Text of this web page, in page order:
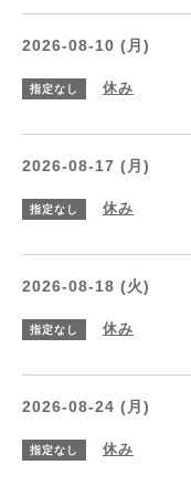
2026-08-10 (月)
指定なし 休み
2026-08-17 (月)
指定なし 休み
2026-08-18 (火)
指定なし 休み
2026-08-24 (月)
指定なし 休み